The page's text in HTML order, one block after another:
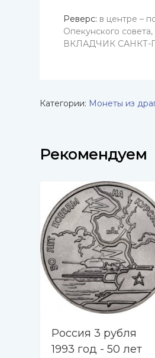
Реверс: в центре –
Опекунского
ВКЛАДЧИК САНКТ-
Категории: Монеты из
Рекомендуем
Россия 3 рубля
1993 год - 50 лет